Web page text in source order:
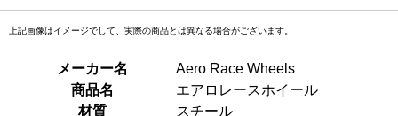
上記画像はイメージでして、実際の商品とは異なる場合がございます。
メーカー名
Aero Race Wheels
商品名
エアロレースホイール
材質
スチール